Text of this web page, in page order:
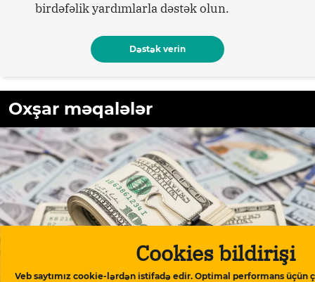
Cookies bildirişi
Veb saytımız cookie-lərdən istifadə edir. Optimal performans üçün
birdəfəlik yardımlarla dəstək olun.
Dəstək verin
Oxşar məqalələr